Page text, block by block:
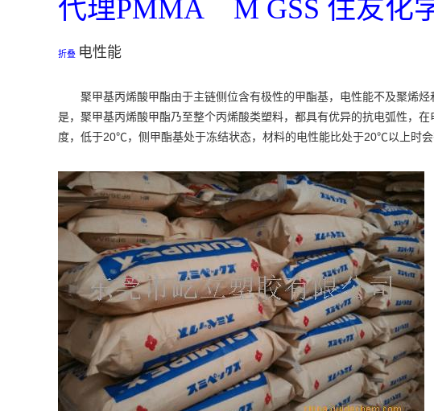
代理PMMA M GSS 住友化
折叠 电性能
聚甲基丙烯酸甲酯由于主链侧位含有极性的甲酯基，电性能不及聚烯
是，聚甲基丙烯酸甲酯乃至整个丙烯酸类塑料，都具有优异的抗电弧性，
度，低于20℃ ，侧甲酯基处于冻结状态，材料的电性能比处于20℃以上时会